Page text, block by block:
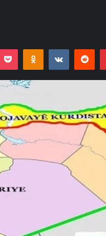
Pinterest
Reddit